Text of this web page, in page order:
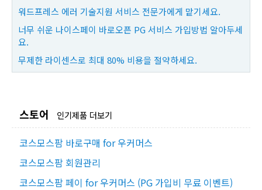
워드프레스 에러 기술지원 서비스 전문가에게 맡기세요.
너무 쉬운 나이스페이 바로오픈 PG 서비스 가입방법 알아두세
요.
무제한 라이센스로 최대 80% 비용을 절약하세요.
스토어 인기제품 더보기
코스모스팜 바로구매 for 우커머스
코스모스팜 회원관리
코스모스팜 페이 for 우커머스 (PG 가입비 무료 이벤트)